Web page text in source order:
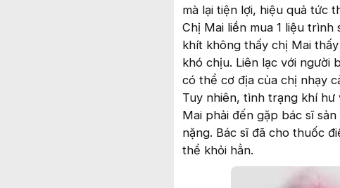
mà lại tiện lợi, hiệu quả tức
Chị Mai liền mua 1 liệu
khít không thấy chị Mai
khó chịu. Liên lạc với người
có thể cơ địa của chị nhạy
Tuy nhiên, tình trạng khí hư
Mai phải đến gặp bác sĩ
nặng. Bác sĩ đã cho thuốc
thể khỏi hẳn.